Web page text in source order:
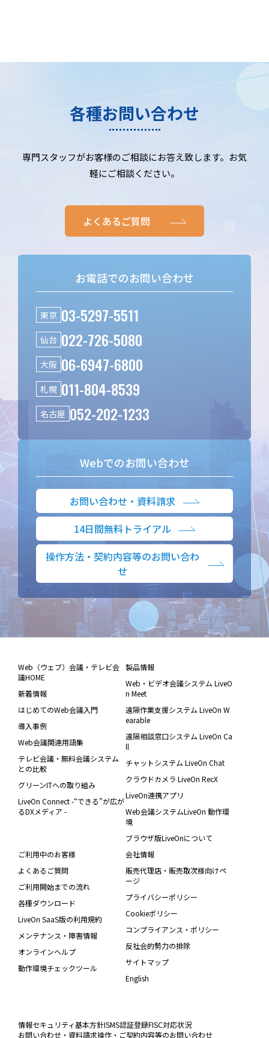
各種お問い合わせ
専門スタッフがお客様のご相談にお答え致します。お気
軽にご相談ください。
よくあるご質問
お電話でのお問い合わせ
東京 03-5297-5511
仙台 022-726-5080
大阪 06-6947-6800
札幌 011-804-8539
名古屋 052-202-1233
Webでのお問い合わせ
お問い合わせ・資料請求
14日間無料トライアル
操作方法・契約内容等のお問い合わ
せ
Web（ウェブ）会議・テレビ会
議HOME
新着情報
はじめてのWeb会議入門
導入事例
Web会議関連用語集
テレビ会議・無料会議システム
との比較
グリーンITへの取り組み
LiveOn Connect -“できる”が広が
るDXメディア -
製品情報
Web・ビデオ会議システム LiveO
n Meet
遠隔作業支援システム LiveOn W
earable
遠隔相談窓口システム LiveOn Ca
ll
チャットシステム LiveOn Chat
クラウドカメラ LiveOn RecX
LiveOn連携アプリ
Web会議システムLiveOn 動作環
境
ブラウザ版LiveOnについて
ご利用中のお客様
よくあるご質問
ご利用開始までの流れ
各種ダウンロード
LiveOn SaaS版の利用規約
メンテナンス・障害情報
オンラインヘルプ
動作環境チェックツール
会社情報
販売代理店・販売取次様向けペ
ージ
プライバシーポリシー
Cookieポリシー
コンプライアンス・ポリシー
反社会的勢力の排除
サイトマップ
English
情報セキュリティ基本方針ISMS認証登録FISC対応状況
お問い合わせ・資料請求操作・ご契約内容等のお問い合わせ